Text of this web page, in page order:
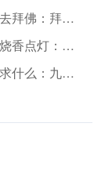
心里想着去拜佛：拜佛以后能吃饭吗
梦见拜佛烧香点灯：跪拜佛祖的句子
拜佛都祈求什么：九江哪里拜佛最灵